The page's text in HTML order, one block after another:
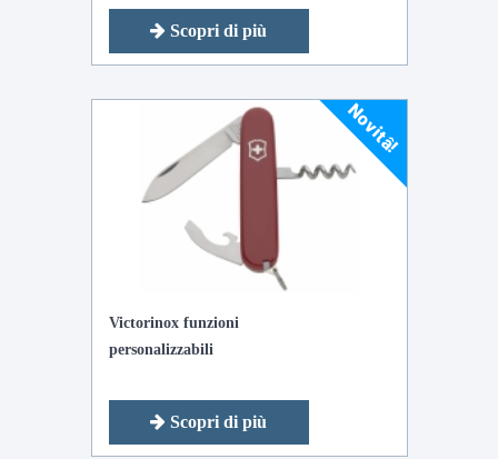
Scopri di più
Novitâ!
Victorinox funzioni
personalizzabili
Scopri di più